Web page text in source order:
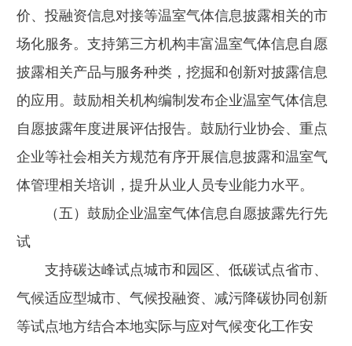
价、投融资信息对接等温室气体信息披露相关的市
场化服务。支持第三方机构丰富温室气体信息自愿
披露相关产品与服务种类，挖掘和创新对披露信息
的应用。鼓励相关机构编制发布企业温室气体信息
自愿披露年度进展评估报告。鼓励行业协会、重点
企业等社会相关方规范有序开展信息披露和温室气
体管理相关培训，提升从业人员专业能力水平。
（五）鼓励企业温室气体信息自愿披露先行先
试
支持碳达峰试点城市和园区、低碳试点省市、
气候适应型城市、气候投融资、减污降碳协同创新
等试点地方结合本地实际与应对气候变化工作安